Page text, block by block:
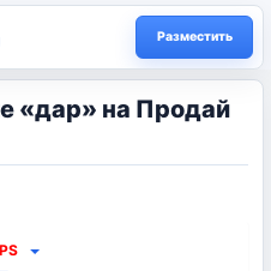
Разместить
«дар» на Продай